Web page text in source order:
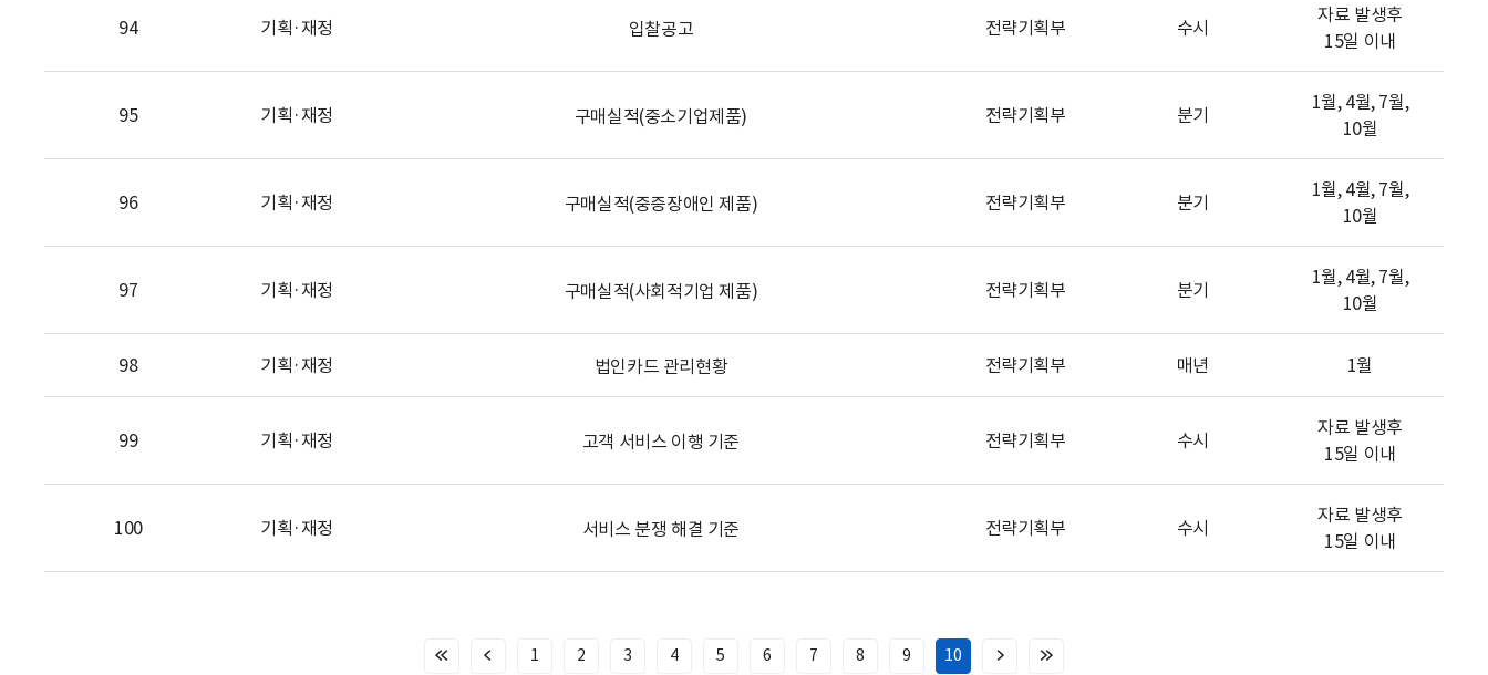
94 기획·재정 입찰공고 전략기획부 수시
자료 발생후
15일 이내
95 기획·재정 구매실적(중소기업제품) 전략기획부 분기
1월, 4월, 7월,
10월
96 기획·재정 구매실적(중증장애인 제품) 전략기획부 분기
1월, 4월, 7월,
10월
97 기획·재정 구매실적(사회적기업 제품) 전략기획부 분기
1월, 4월, 7월,
10월
98 기획·재정 법인카드 관리현황 전략기획부 매년 1월
99 기획·재정 고객 서비스 이행 기준 전략기획부 수시
자료 발생후
15일 이내
100 기획·재정 서비스 분쟁 해결 기준 전략기획부 수시
자료 발생후
15일 이내
처
이
1 2 3 4 5 6 7 8 9 10
다
마